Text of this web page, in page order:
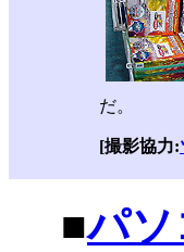
だ。
[撮影協力:
■パソ